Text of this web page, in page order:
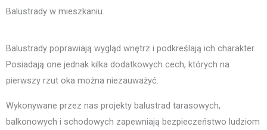
Balustrady w mieszkaniu.
Balustrady poprawiają wygląd wnętrz i podkreślają ich charakter.
Posiadają one jednak kilka dodatkowych cech, których na
pierwszy rzut oka można niezauważyć.
Wykonywane przez nas projekty balustrad tarasowych,
balkonowych i schodowych zapewniają bezpieczeństwo ludziom